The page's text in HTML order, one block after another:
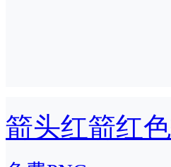
箭头红箭红